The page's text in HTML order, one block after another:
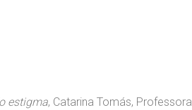
estigma, Catarina Tomás, Professora